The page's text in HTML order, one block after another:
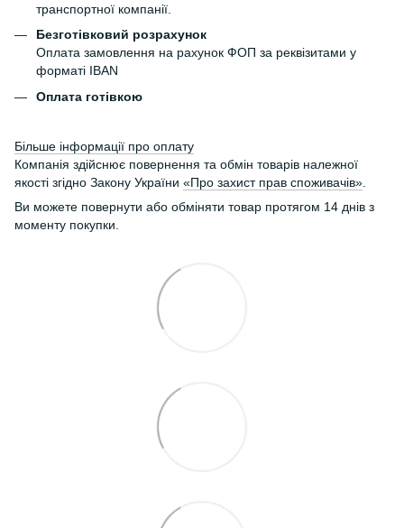
транспортної компанії.
Безготівковий розрахунок
Оплата замовлення на рахунок ФОП за реквізитами у
форматі IBAN
Оплата готівкою
Більше інформації про оплату
Компанія здійснює повернення та обмін товарів належної
якості згідно Закону України «Про захист прав споживачів»
Ви можете повернути або обміняти товар протягом 14 днів з
моменту покупки.